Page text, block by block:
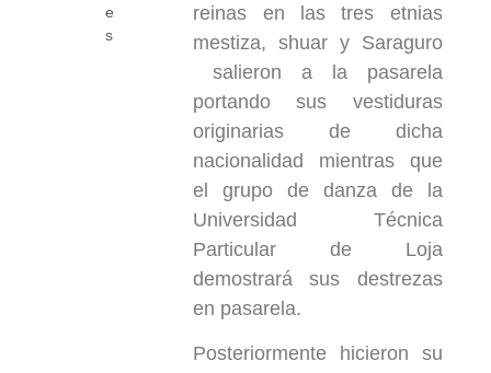
e
s
reinas en las tres etnias
mestiza, shuar y Saraguro
salieron a la pasarela
portando sus vestiduras
originarias de dicha
nacionalidad mientras que
el grupo de danza de la
Universidad Técnica
Particular de Loja
demostrará sus destrezas
en pasarela.
Posteriormente hicieron su